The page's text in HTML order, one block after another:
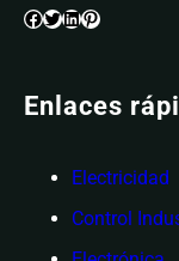
Enlaces
Electricidad
Control